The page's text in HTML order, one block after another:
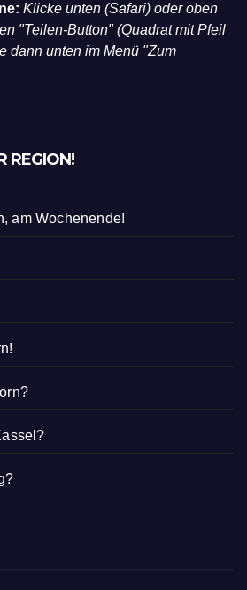
Klicke unten (Safari) oder oben
"Teilen-Button" (Quadrat mit Pfeil
dann unten im Menü "Zum
REGION!
am Wochenende!